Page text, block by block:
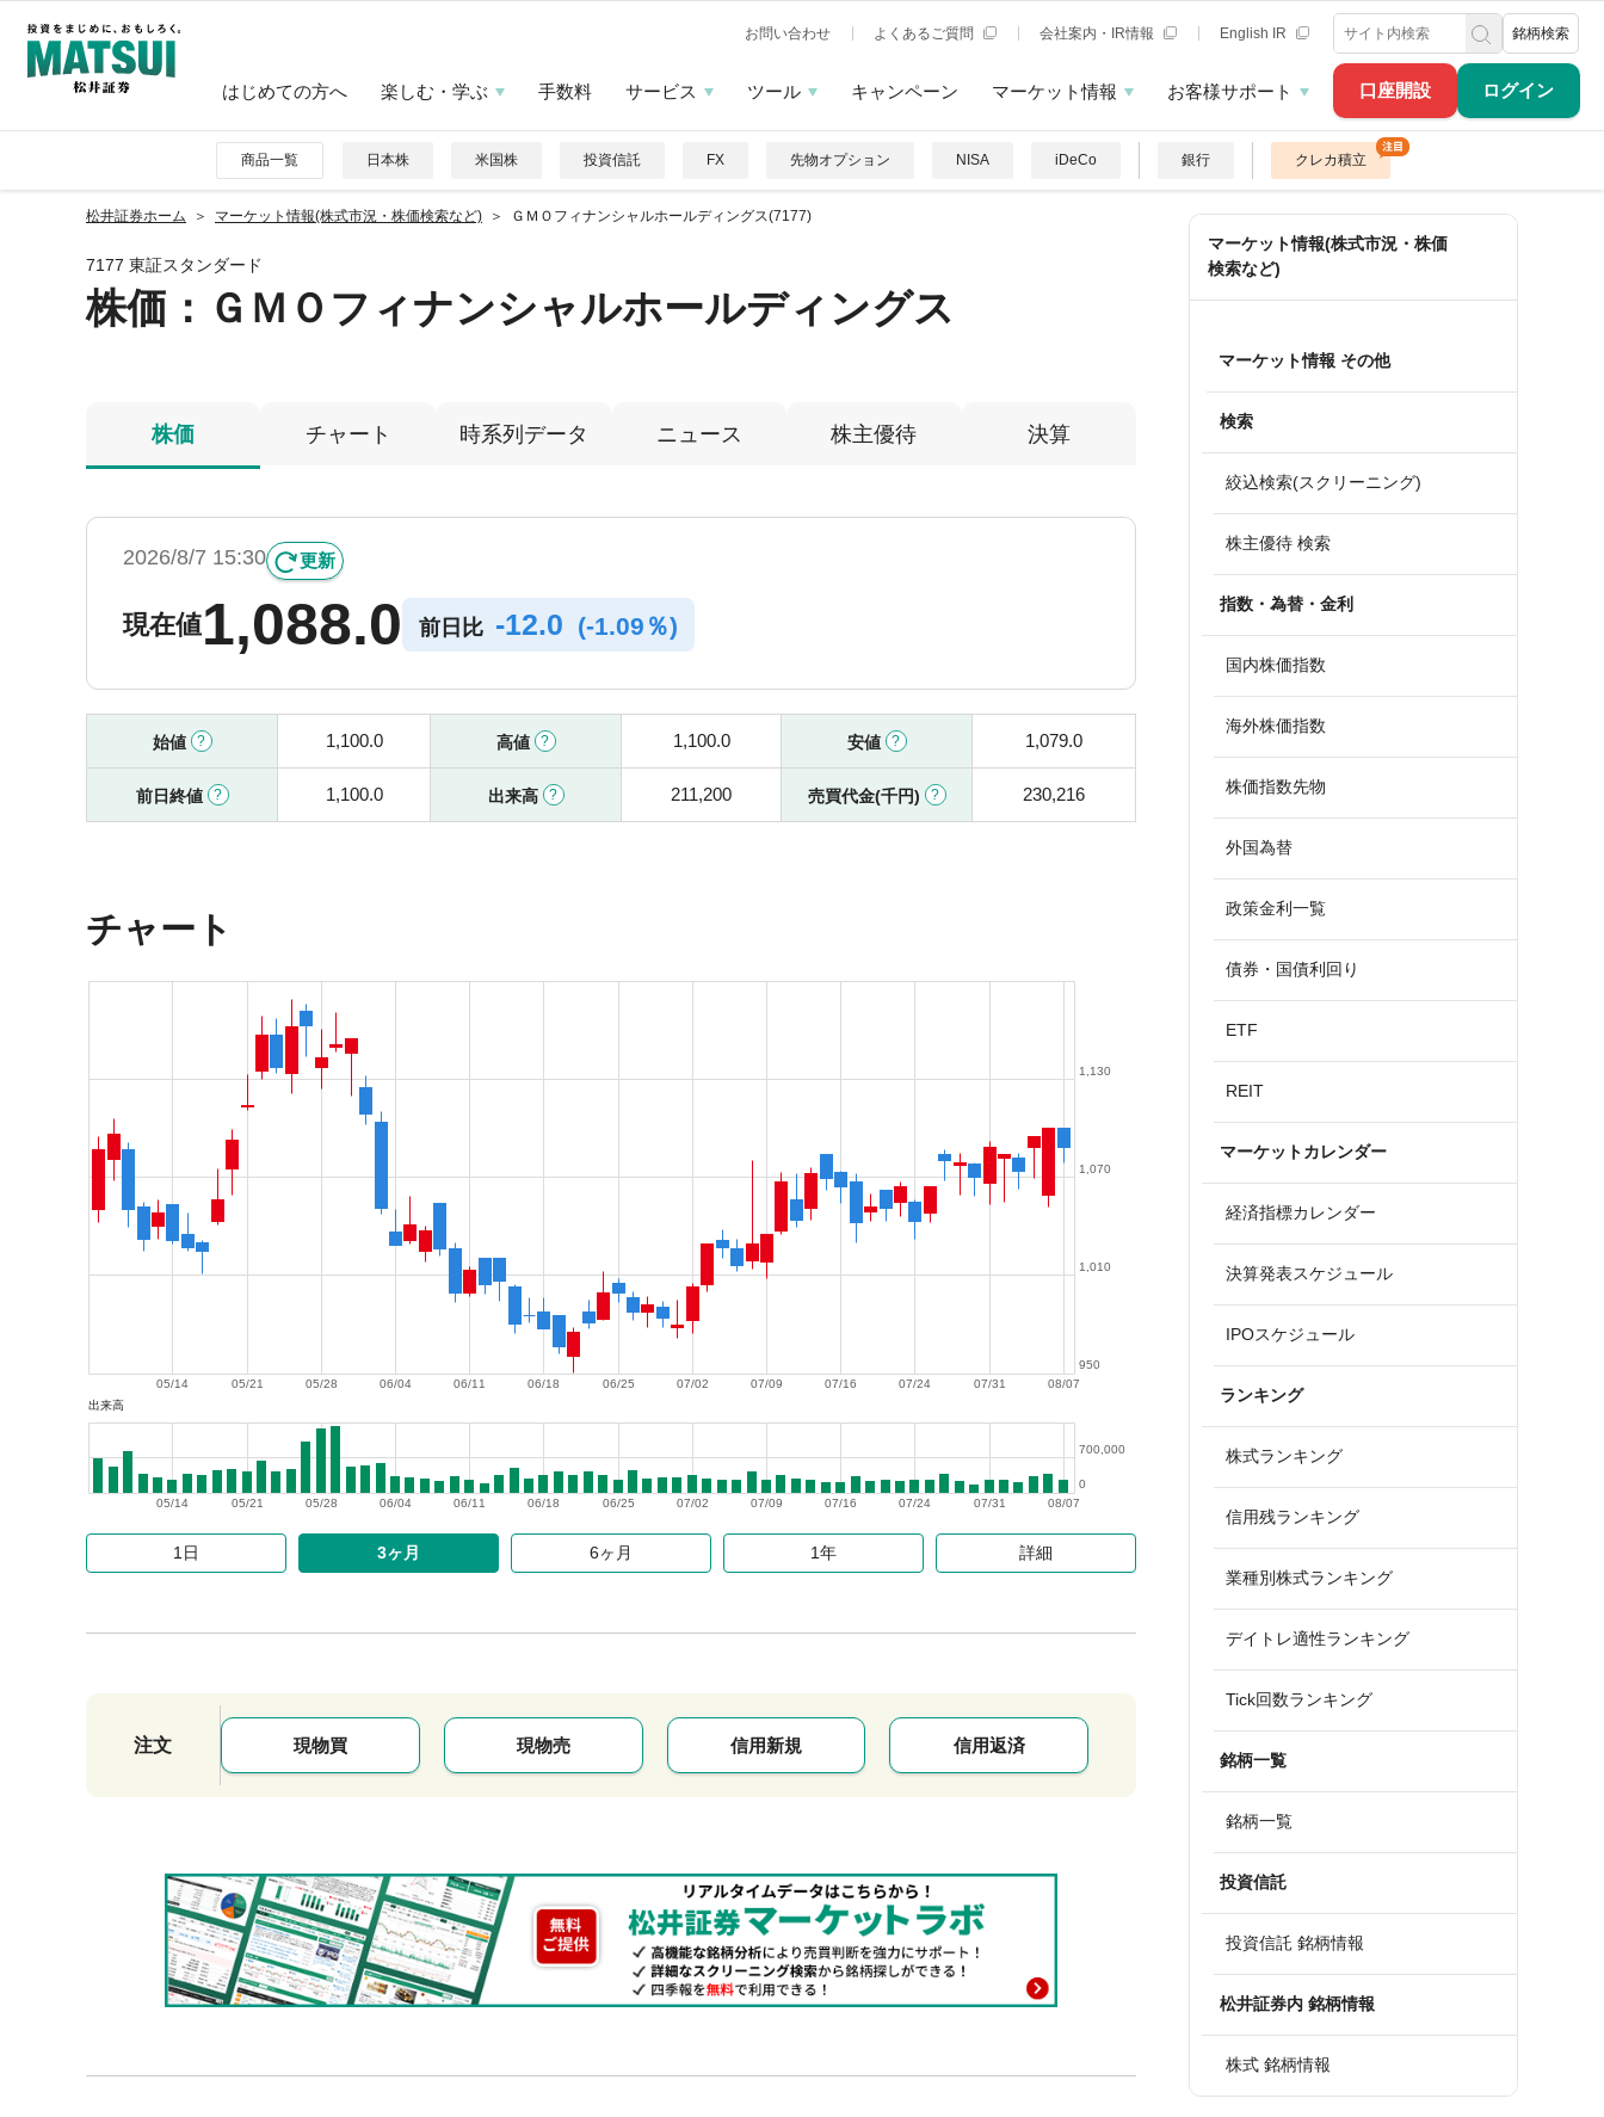
口座開設 ログイン
お問い合わせ よくあるご質問 会社案内・IR情報 English IR 銘柄検索
はじめての方へ 楽しむ・学ぶ 手数料 サービス ツール キャンペーン マーケット情報 お客様サポート
商品一覧 日本株 米国株 投資信託 FX 先物オプション NISA iDeCo 銀行 クレカ積立
松井証券ホーム マーケット情報(株式市況・株価検索など) ＧＭＯフィナンシャルホールディングス(7177)
7177 東証スタンダード
株価 ：ＧＭＯフィナンシャルホールディングス
株価 チャート 時系列データ ニュース 株主優待 決算
2026/8/7 15:30 更新
現在値1,088.0 前日比 -12.0 (-1.09％)
始値 1,100.0 高値 1,100.0 安値 1,079.0
前日終値 1,100.0 出来高 211,200 売買代金(千円) 230,216
チャート
08/07
07/31
07/24
07/16
07/09
07/02
06/25
06/18
06/11
06/04
05/28
05/21
05/14
950
1,010
1,070
1,130
出来高
08/07
07/31
07/24
07/16
07/09
07/02
06/25
06/18
06/11
06/04
05/28
05/21
05/14
0
700,000
1日 3ヶ月 6ヶ月 1年 詳細
注文 現物買 現物売 信用新規 信用返済
マーケット情報(株式市況・株価
検索など)
マーケット情報 その他
検索
絞込検索(スクリーニング)
株主優待 検索
指数・為替・金利
国内株価指数
海外株価指数
株価指数先物
外国為替
政策金利一覧
債券・国債利回り
ETF
REIT
マーケットカレンダー
経済指標カレンダー
決算発表スケジュール
IPOスケジュール
ランキング
株式ランキング
信用残ランキング
業種別株式ランキング
デイトレ適性ランキング
Tick回数ランキング
銘柄一覧
銘柄一覧
投資信託
投資信託 銘柄情報
松井証券内 銘柄情報
株式 銘柄情報